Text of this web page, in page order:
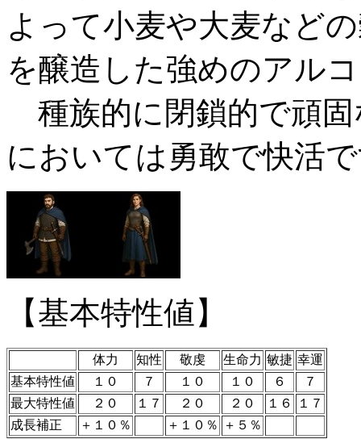
よって小麦や大麦など
を醸造した強めのアル
種族的に閉鎖的で頑
においては勇敢で快活
【基本特性値】
体力 知性 敬虔 生命力 敏捷 幸運
基本特性値
１０ ７ １０ １０ ６
７
最大特性値
２０ １７ ２０ ２０ １６
１７
成長補正
＋１０％ ＋１０％ ＋５％